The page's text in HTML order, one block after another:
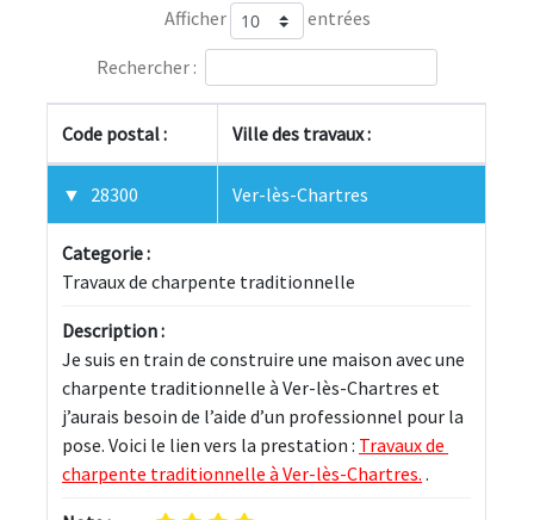
Afficher entrées
Rechercher :
Code postal : Ville des travaux :
28300 Ver-lès-Chartres
Categorie :
Travaux de charpente traditionnelle
Description :
Je suis en train de construire une maison avec une
charpente traditionnelle à Ver-lès-Chartres et
j’aurais besoin de l’aide d’un professionnel pour la
pose. Voici le lien vers la prestation : Travaux de
charpente traditionnelle à Ver-lès-Chartres. .